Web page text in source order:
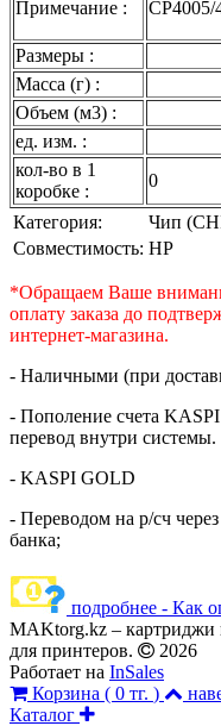
Примечание :
Размеры :
Масса (г) :
Объем (м3) :
ед. изм. :
кол-во в 1
коробке :
0
Категория:
Чип
Совместимость: HP
*Обращаем Ваше
оплату заказа до
интернет-магазина.
- Наличными (при
- Пополение счета
перевод внутри системы.
- KASPI GOLD
- Переводом на р/сч
банка;
подробнее - Как
MAKtorg.kz – картриджи
для принтеров.
2026
Работает на InSales
Корзина ( 0 тг. )
Каталог